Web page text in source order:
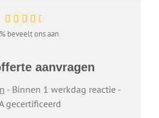
beveelt ons aan
aanvragen
- Binnen 1 werkdag reactie -
gecertificeerd